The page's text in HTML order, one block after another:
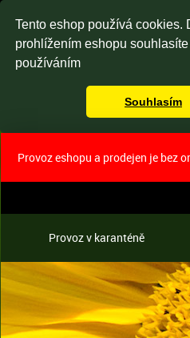
Tento eshop používá cookies.
prohlížením eshopu
používáním
Souhlasím
Provoz eshopu a prodejen je bez
Provoz v karanténě